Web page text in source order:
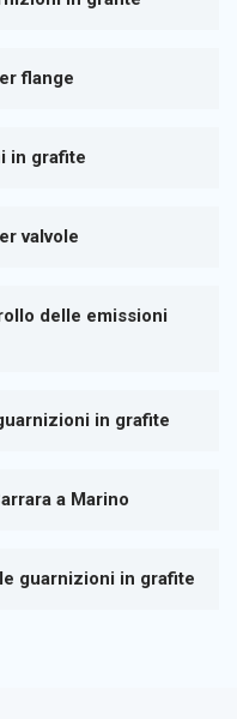
flange
in grafite
valvole
delle emissioni
in grafite
a Marino
guarnizioni in grafite